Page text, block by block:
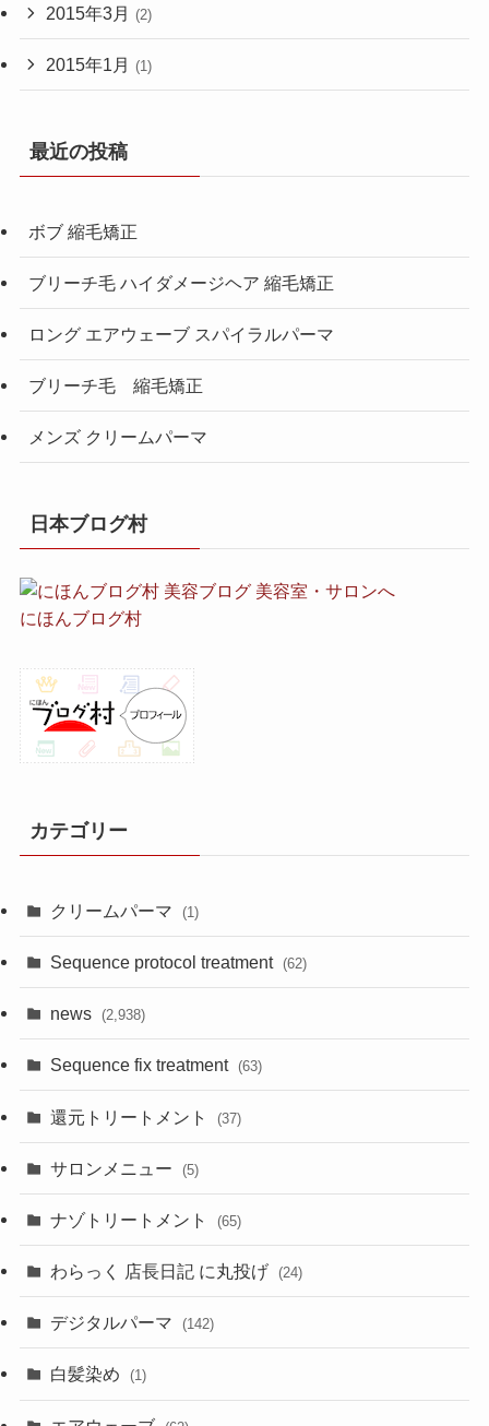
2015年3月 (2)
2015年1月 (1)
最近の投稿
ボブ 縮毛矯正
ブリーチ毛 ハイダメージヘア 縮毛矯正
ロング エアウェーブ スパイラルパーマ
ブリーチ毛 縮毛矯正
メンズ クリームパーマ
日本ブログ村
にほんブログ村
カテゴリー
クリームパーマ (1)
Sequence protocol treatment (62)
news (2,938)
Sequence fix treatment (63)
還元トリートメント (37)
サロンメニュー (5)
ナゾトリートメント (65)
わらっく 店長日記 に丸投げ (24)
デジタルパーマ (142)
白髪染め (1)